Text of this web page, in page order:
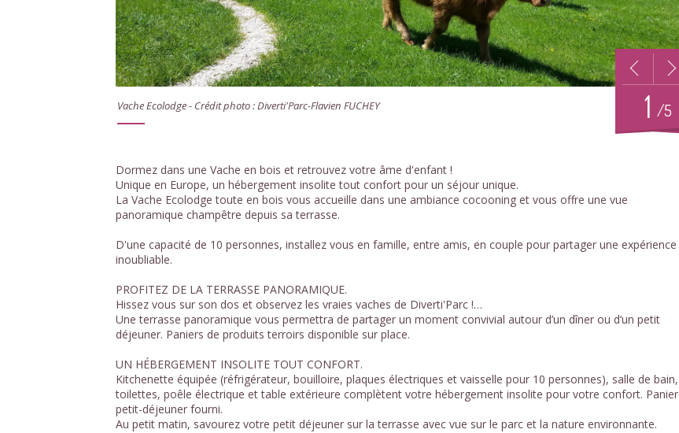
Vache Ecolodge - Crédit photo : Diverti'Parc-Flavien FUCHEY 1 /5
Dormez dans une Vache en bois et retrouvez votre âme d'enfant !
Unique en Europe, un hébergement insolite tout confort pour un séjour unique.
La Vache Ecolodge toute en bois vous accueille dans une ambiance cocooning et vous offre une vue
panoramique champêtre depuis sa terrasse.
D'une capacité de 10 personnes, installez vous en famille, entre amis, en couple pour partager une expérience
inoubliable.
PROFITEZ DE LA TERRASSE PANORAMIQUE.
Hissez vous sur son dos et observez les vraies vaches de Diverti'Parc !…
Une terrasse panoramique vous permettra de partager un moment convivial autour d’un dîner ou d’un petit
déjeuner. Paniers de produits terroirs disponible sur place.
UN HÉBERGEMENT INSOLITE TOUT CONFORT.
Kitchenette équipée (réfrigérateur, bouilloire, plaques électriques et vaisselle pour 10 personnes), salle de bain,
toilettes, poêle électrique et table extérieure complètent votre hébergement insolite pour votre confort. Panier
petit-déjeuner fourni.
Au petit matin, savourez votre petit déjeuner sur la terrasse avec vue sur le parc et la nature environnante.